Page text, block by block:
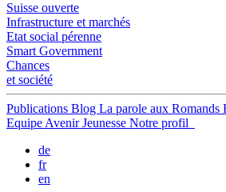
Suisse ouverte
Infrastructure et marchés
Etat social pérenne
Smart Government
Chances
et société
Publications Blog La parole aux Romands
Equipe Avenir Jeunesse Notre profil
de
fr
en